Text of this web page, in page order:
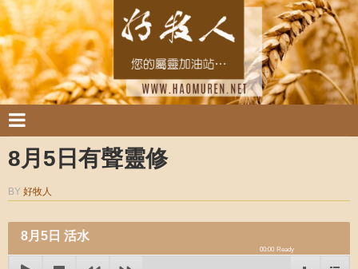
8月5日有聲靈修
BY 好牧人
8月5日 活水
00:00 Ready